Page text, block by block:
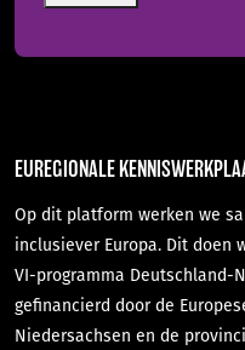
EUREGIONALE
Op dit platform werken we
inclusiever Europa. Dit doen
VI-programma Deutschland-
gefinancierd door de
Niedersachsen en de